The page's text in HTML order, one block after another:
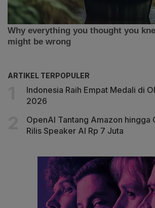
ARTIKEL TERPOPULER
Indonesia Raih Empat Medali di
2026
OpenAI Tantang Amazon hingga
Rilis Speaker AI Rp 7 Juta